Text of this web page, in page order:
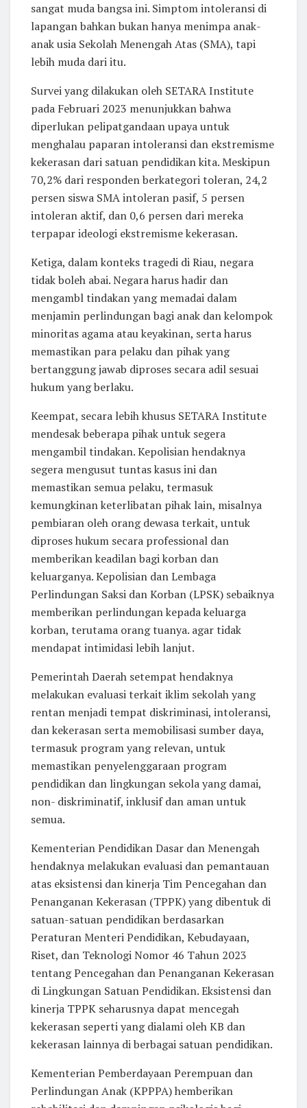
sangat muda bangsa ini. Simptom intoleransi di
lapangan bahkan bukan hanya menimpa anak-
anak usia Sekolah Menengah Atas (SMA), tapi
lebih muda dari itu.
Survei yang dilakukan oleh SETARA Institute
pada Februari 2023 menunjukkan bahwa
diperlukan pelipatgandaan upaya untuk
menghalau paparan intoleransi dan ekstremisme
kekerasan dari satuan pendidikan kita. Meskipun
70,2% dari responden berkategori toleran, 24,2
persen siswa SMA intoleran pasif, 5 persen
intoleran aktif, dan 0,6 persen dari mereka
terpapar ideologi ekstremisme kekerasan.
Ketiga, dalam konteks tragedi di Riau, negara
tidak boleh abai. Negara harus hadir dan
mengambl tindakan yang memadai dalam
menjamin perlindungan bagi anak dan kelompok
minoritas agama atau keyakinan, serta harus
memastikan para pelaku dan pihak yang
bertanggung jawab diproses secara adil sesuai
hukum yang berlaku.
Keempat, secara lebih khusus SETARA Institute
mendesak beberapa pihak untuk segera
mengambil tindakan. Kepolisian hendaknya
segera mengusut tuntas kasus ini dan
memastikan semua pelaku, termasuk
kemungkinan keterlibatan pihak lain, misalnya
pembiaran oleh orang dewasa terkait, untuk
diproses hukum secara professional dan
memberikan keadilan bagi korban dan
keluarganya. Kepolisian dan Lembaga
Perlindungan Saksi dan Korban (LPSK) sebaiknya
memberikan perlindungan kepada keluarga
korban, terutama orang tuanya. agar tidak
mendapat intimidasi lebih lanjut.
Pemerintah Daerah setempat hendaknya
melakukan evaluasi terkait iklim sekolah yang
rentan menjadi tempat diskriminasi, intoleransi,
dan kekerasan serta memobilisasi sumber daya,
termasuk program yang relevan, untuk
memastikan penyelenggaraan program
pendidikan dan lingkungan sekola yang damai,
non- diskriminatif, inklusif dan aman untuk
semua.
Kementerian Pendidikan Dasar dan Menengah
hendaknya melakukan evaluasi dan pemantauan
atas eksistensi dan kinerja Tim Pencegahan dan
Penanganan Kekerasan (TPPK) yang dibentuk di
satuan-satuan pendidikan berdasarkan
Peraturan Menteri Pendidikan, Kebudayaan,
Riset, dan Teknologi Nomor 46 Tahun 2023
tentang Pencegahan dan Penanganan Kekerasan
di Lingkungan Satuan Pendidikan. Eksistensi dan
kinerja TPPK seharusnya dapat mencegah
kekerasan seperti yang dialami oleh KB dan
kekerasan lainnya di berbagai satuan pendidikan.
Kementerian Pemberdayaan Perempuan dan
Perlindungan Anak (KPPPA) hemberikan